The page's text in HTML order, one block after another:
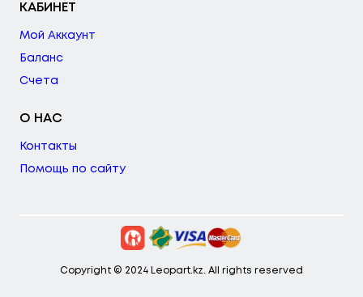
КАБИНЕТ
Мой Аккаунт
Баланс
Счета
О НАС
Контакты
Помощь по сайту
Copyright © 2024 Leopart.kz. All rights reserved